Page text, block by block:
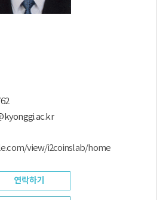
view/i2coinslab/home
연락하기